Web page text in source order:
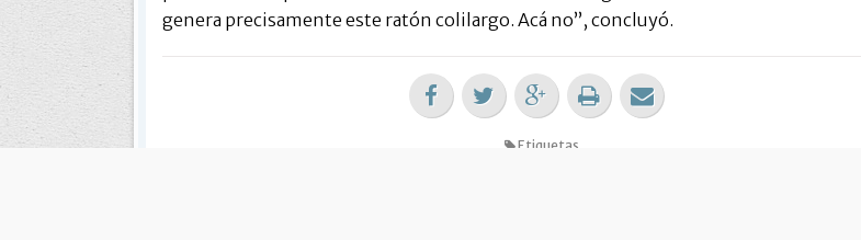
genera precisamente este ratón colilargo. Acá no”, concluyó.
Etiquetas